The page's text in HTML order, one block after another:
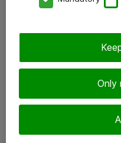
Yhteystiedot
Ota yhteyttä
Only